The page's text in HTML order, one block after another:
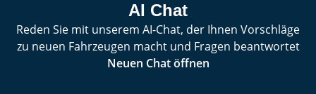
AI Chat
Reden Sie mit unserem AI-Chat, der Ihnen Vorschläge
zu neuen Fahrzeugen macht und Fragen beantwortet
Neuen Chat öffnen